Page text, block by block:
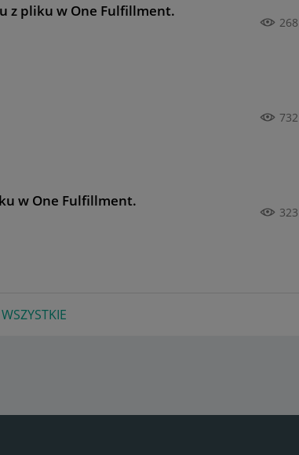
z pliku w One Fulfillment.
268
732
w One Fulfillment.
323